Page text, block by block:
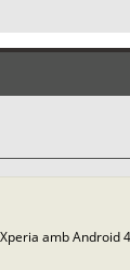
amb